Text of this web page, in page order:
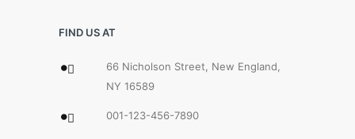
FIND US AT
66 Nicholson Street, New England,
NY 16589
001-123-456-7890